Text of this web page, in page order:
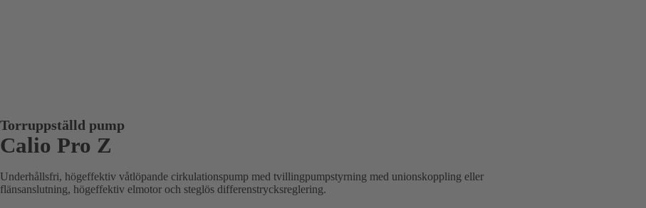
Torruppställd pump
Calio Pro Z
Underhållsfri, högeffektiv våtlöpande cirkulationspump med tvillingpumpstyrning med unionskoppling eller
flänsanslutning, högeffektiv elmotor och steglös differenstrycksreglering.